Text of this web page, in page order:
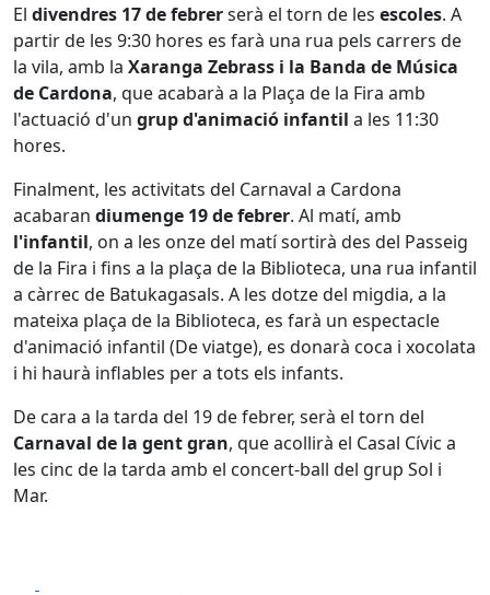
El divendres 17 de febrerserà el torn de les escoles. A
partir de les 9:30 hores es farà una rua pels carrers de
la vila, amb la Xaranga Zebrass i la Banda de Música
de Cardona, que acabarà a la Plaça de la Fira amb
l'actuació d'un grup d'animació infantil a les 11:30
hores.
Finalment, les activitats del Carnaval a Cardona
acabaran diumenge 19 de febrer. Al matí, amb
l'infantil, on a les onze del matí sortirà des del Passeig
de la Fira i fins a la plaça de la Biblioteca, una rua infantil
a càrrec de Batukagasals. A les dotze del migdia, a la
mateixa plaça de la Biblioteca, es farà un espectacle
d'animació infantil (De viatge), es donarà coca i xocolata
i hi haurà inflables per a tots els infants.
De cara a la tarda del 19 de febrer, serà el torn del
Carnaval de la gent gran, que acollirà el Casal Cívic a
les cinc de la tarda amb el concert-ball del grup Sol i
Mar.